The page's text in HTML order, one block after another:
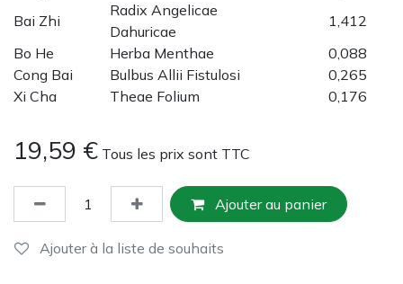
Bai Zhi
Radix Angelicae
Dahuricae
1,412
Bo He
Herba Menthae
0,088
Cong Bai
Bulbus Allii Fistulosi
0,265
Xi Cha
Theae Folium 0,176
19,59 € Tous les prix sont TTC
Ajouter au panier
Ajouter à la liste de souhaits